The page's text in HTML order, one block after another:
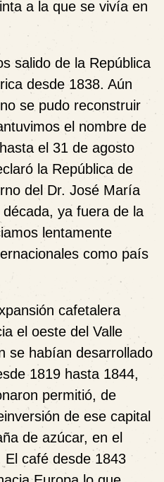
a la que se vivía en
salido de la República
desde 1838. Aún
se pudo reconstruir
el nombre de
el 31 de agosto
la República de
del Dr. José María
ya fuera de la
lentamente
como país
cafetalera
el oeste del Valle
se habían desarrollado
1819 hasta 1844,
permitió, de
de ese capital
de azúcar, en el
El café desde 1843